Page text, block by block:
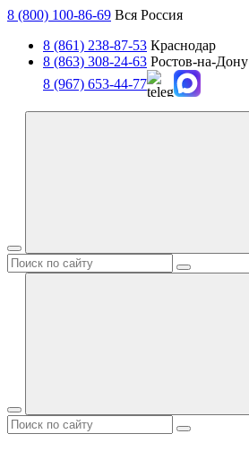
8 (800) 100-86-69 Вся Россия
8 (861) 238-87-53 Краснодар
8 (863) 308-24-63 Ростов-на-Дону
8 (967) 653-44-77